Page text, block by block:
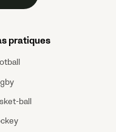
pratiques
ball